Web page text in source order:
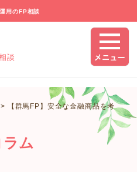
用のFP相談
談
> 【群馬FP】安全な金融商品を考
ラム